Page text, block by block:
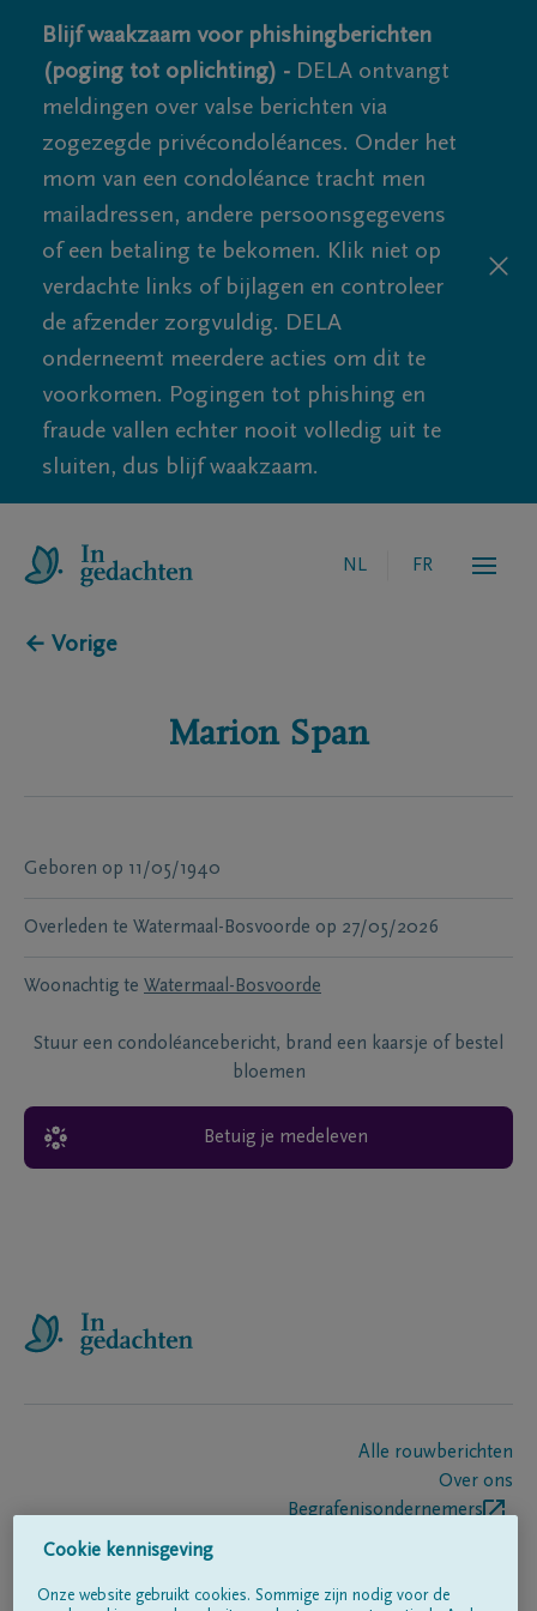
Blijf waakzaam voor phishingberichten
(poging tot oplichting) - DELA ontvangt
meldingen over valse berichten via
zogezegde privécondoléances. Onder het
mom van een condoléance tracht men
mailadressen, andere persoonsgegevens
of een betaling te bekomen. Klik niet op
verdachte links of bijlagen en controleer
de afzender zorgvuldig. DELA
onderneemt meerdere acties om dit te
voorkomen. Pogingen tot phishing en
fraude vallen echter nooit volledig uit te
sluiten, dus blijf waakzaam.
NL FR
← Vorige
Marion Span
Geboren op 11/05/1940
Overleden te Watermaal-Bosvoorde op 27/05/2026
Woonachtig te Watermaal-Bosvoorde
Stuur een condoléancebericht, brand een kaarsje of bestel
bloemen
Betuig je medeleven
Alle rouwberichten
Over ons
Begrafenisondernemers
Cookie kennisgeving
Onze website gebruikt cookies. Sommige zijn nodig voor de